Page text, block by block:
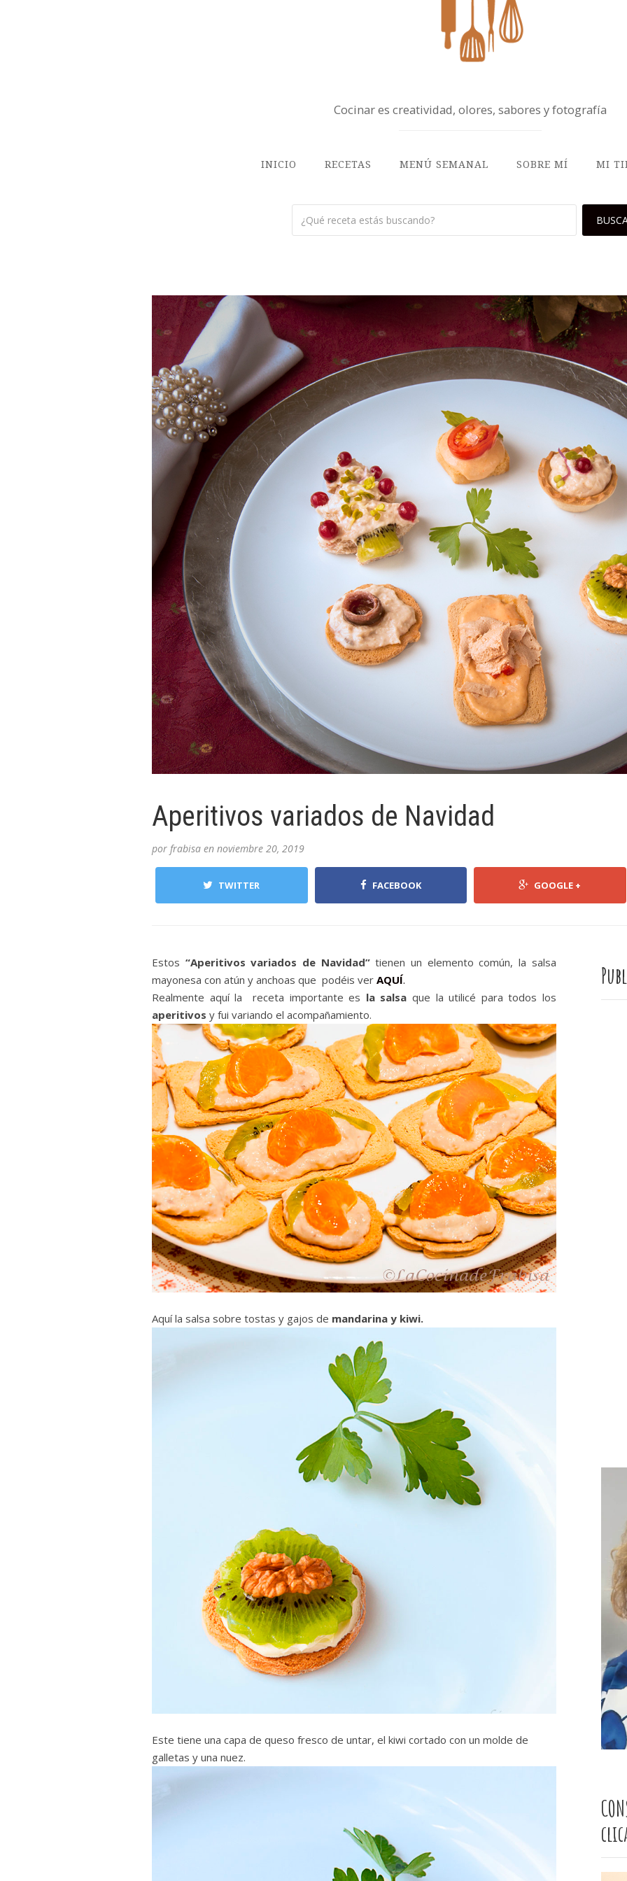
Cocinar es creatividad, olores, sabores y fotografía
INICIO RECETAS MENÚ SEMANAL SOBRE MÍ MI
Aperitivos variados de Navidad
por frabisa en noviembre 20, 2019
TWITTER FACEBOOK GOOGLE +
Estos “Aperitivos variados de Navidad”tienen un elemento común, la salsa
mayonesa con atún y anchoas que podéis ver AQUÍ.
Realmente aquí la receta importante es la salsa que la utilicé para todos los
aperitivos y fui variando el acompañamiento.
Aquí la salsa sobre tostas y gajos de mandarina y kiwi.
Este tiene una capa de queso fresco de untar, el kiwi cortado con un molde de
galletas y una nuez.